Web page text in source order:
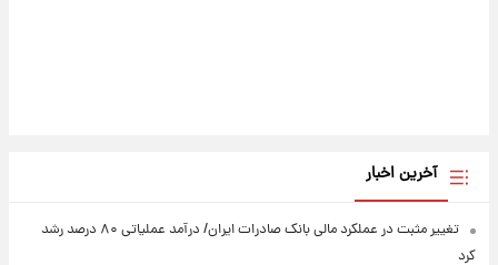
آخرین اخبار
تغییر مثبت در عملکرد مالی بانک صادرات ایران/ درآمد عملیاتی ۸۰ درصد رشد
کرد